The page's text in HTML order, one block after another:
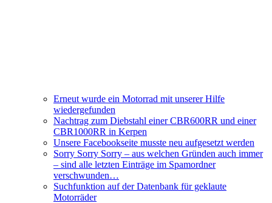
Erneut wurde ein Motorrad mit unserer Hilfe
wiedergefunden
Nachtrag zum Diebstahl einer CBR600RR und einer
CBR1000RR in Kerpen
Unsere Facebookseite musste neu aufgesetzt werden
Sorry Sorry Sorry – aus welchen Gründen auch immer
– sind alle letzten Einträge im Spamordner
verschwunden…
Suchfunktion auf der Datenbank für geklaute
Motorräder